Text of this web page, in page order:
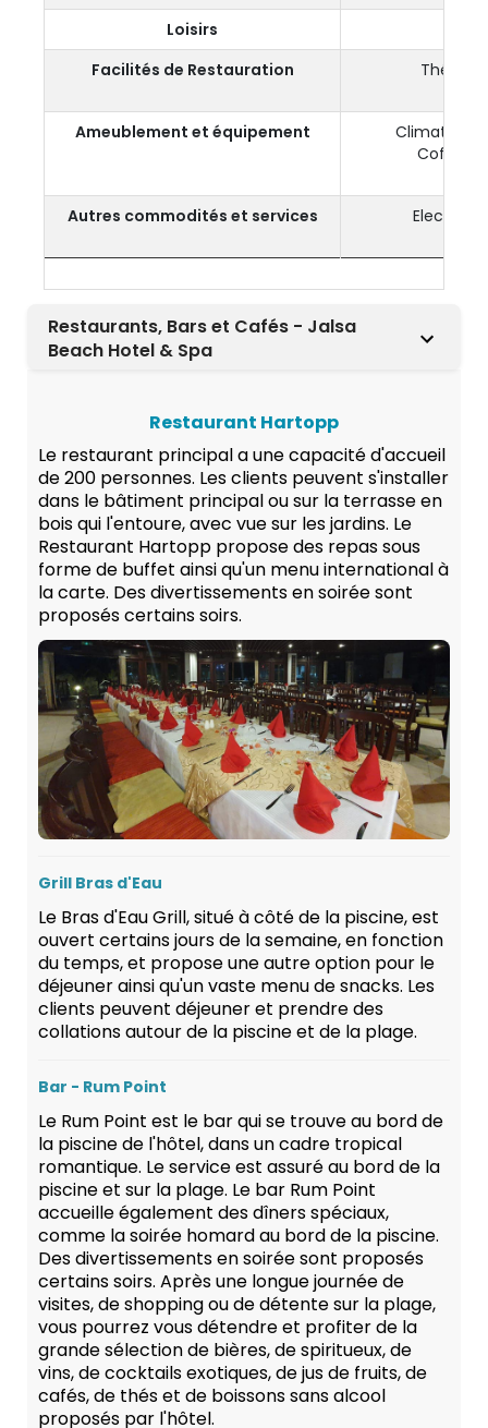
Loisirs
Facilités de Restauration
Thé et
Ameublement et équipement
Coffre-
Autres commodités et services
Restaurants, Bars et Cafés - Jalsa
Beach Hotel & Spa
Restaurant Hartopp
Le restaurant principal a une capacité d'accueil
de 200 personnes. Les clients peuvent s'installer
dans le bâtiment principal ou sur la terrasse en
bois qui l'entoure, avec vue sur les jardins. Le
Restaurant Hartopp propose des repas sous
forme de buffet ainsi qu'un menu international à
la carte. Des divertissements en soirée sont
proposés certains soirs.
Grill Bras d'Eau
Le Bras d'Eau Grill, situé à côté de la piscine, est
ouvert certains jours de la semaine, en fonction
du temps, et propose une autre option pour le
déjeuner ainsi qu'un vaste menu de snacks. Les
clients peuvent déjeuner et prendre des
collations autour de la piscine et de la plage.
Bar - Rum Point
Le Rum Point est le bar qui se trouve au bord de
la piscine de l'hôtel, dans un cadre tropical
romantique. Le service est assuré au bord de la
piscine et sur la plage. Le bar Rum Point
accueille également des dîners spéciaux,
comme la soirée homard au bord de la piscine.
Des divertissements en soirée sont proposés
certains soirs. Après une longue journée de
visites, de shopping ou de détente sur la plage,
vous pourrez vous détendre et profiter de la
grande sélection de bières, de spiritueux, de
vins, de cocktails exotiques, de jus de fruits, de
cafés, de thés et de boissons sans alcool
proposés par l'hôtel.